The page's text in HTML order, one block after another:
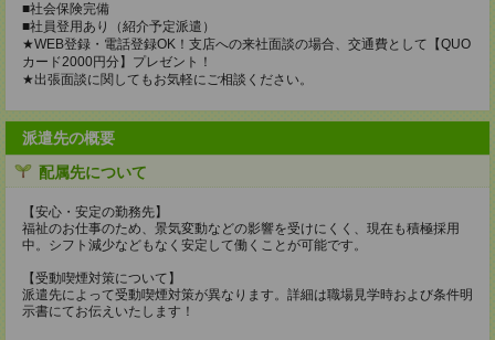
■社会保険完備
■社員登用あり（紹介予定派遣）
★WEB登録・電話登録OK！支店への来社面談の場合、交通費として【QUO
カード2000円分】プレゼント！
★出張面談に関してもお気軽にご相談ください。
派遣先の概要
配属先について
【安心・安定の勤務先】
福祉のお仕事のため、景気変動などの影響を受けにくく、現在も積極採用
中。シフト減少などもなく安定して働くことが可能です。
【受動喫煙対策について】
派遣先によって受動喫煙対策が異なります。詳細は職場見学時および条件明
示書にてお伝えいたします！